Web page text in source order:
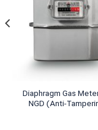
Diaphragm Gas
NGD (Anti-